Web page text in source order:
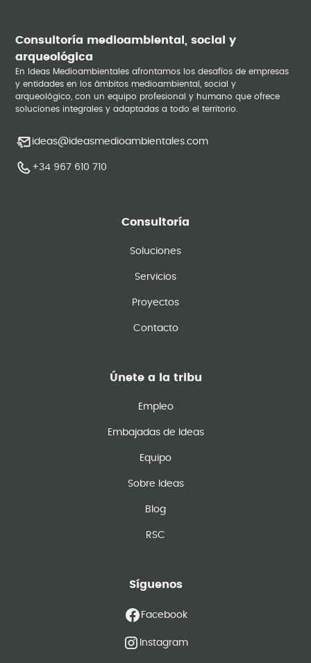
Consultoría medioambiental, social y
arqueológica
En Ideas Medioambientales afrontamos los desafíos de empresas
y entidades en los ámbitos medioambiental, social y
arqueológico, con un equipo profesional y humano que ofrece
soluciones integrales y adaptadas a todo el territorio.
ideas@ideasmedioambientales.com
+34 967 610 710
Consultoría
Soluciones
Servicios
Proyectos
Contacto
Únete a la tribu
Empleo
Embajadas de Ideas
Equipo
Sobre Ideas
Blog
RSC
Síguenos
Facebook
Instagram